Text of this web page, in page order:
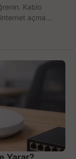
Kablo
internet açma